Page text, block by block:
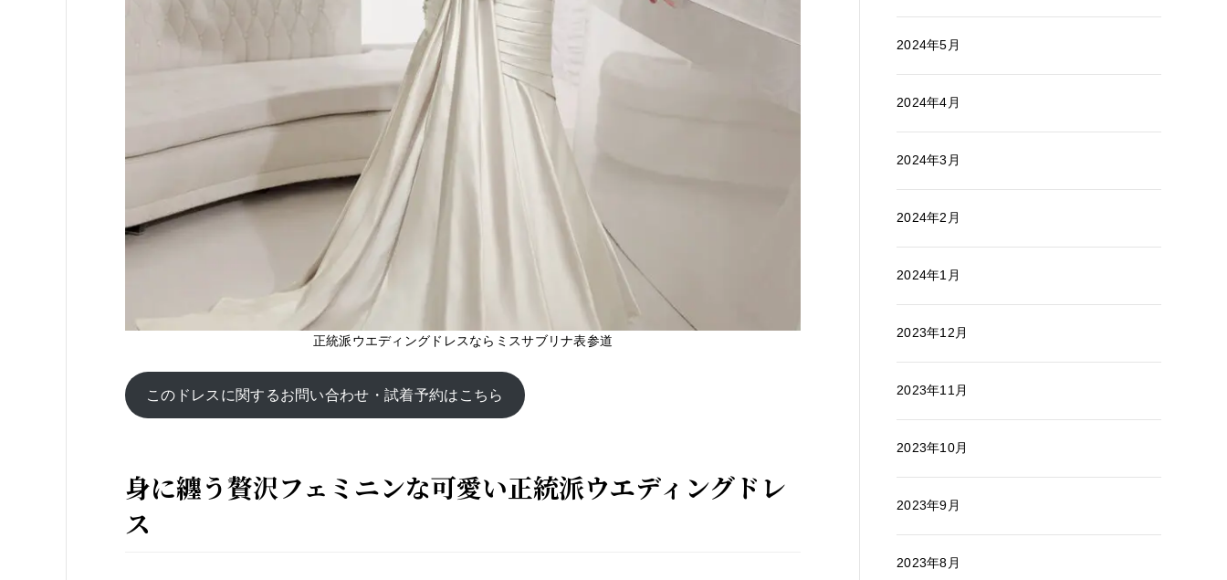
正統派ウエディングドレスならミスサブリナ表参道
このドレスに関するお問い合わせ・試着予約はこちら
身に纏う贅沢フェミニンな可愛い正統派ウエディングドレ
ス
2024年5月
2024年4月
2024年3月
2024年2月
2024年1月
2023年12月
2023年11月
2023年10月
2023年9月
2023年8月